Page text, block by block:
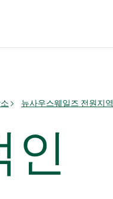
뉴사우스웨일즈 전원지역
인